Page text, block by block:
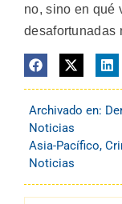
no, sino en qué
desafortunadas
Archivado en:
Noticias
Asia-Pacífico,
Noticias